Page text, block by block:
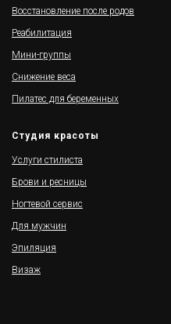
Восстановление после родов
Реабилитация
Мини-группы
Снижение веса
Пилатес для беременных
Студия красоты
Услуги стилиста
Брови и ресницы
Ногтевой сервис
Для мужчин
Эпиляция
Визаж